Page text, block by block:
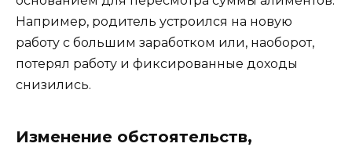
Например, родитель устроился на новую
работу с большим заработком или, наоборот,
потерял работу и фиксированные доходы
снизились.
Изменение обстоятельств,